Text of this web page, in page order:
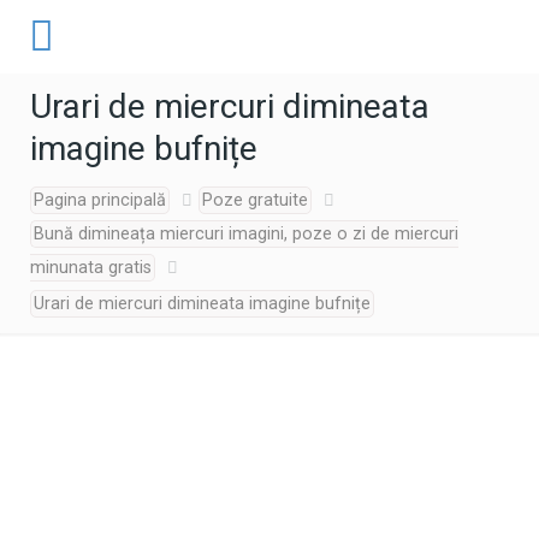
Urari de miercuri dimineata
imagine bufnițe
Pagina principală
Poze gratuite
Bună dimineața miercuri imagini, poze o zi de miercuri
minunata gratis
Urari de miercuri dimineata imagine bufnițe